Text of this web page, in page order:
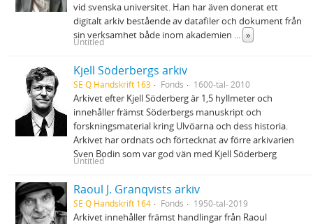
vid svenska universitet. Han har även donerat ett
digitalt arkiv bestående av datafiler och dokument från
sin verksamhet både inom akademien ... »
Untitled
Kjell Söderbergs arkiv
SE Q Handskrift 163 Fonds 1600-tal- 2010
Arkivet efter Kjell Söderberg är 1,5 hyllmeter och
innehåller främst Söderbergs manuskript och
forskningsmaterial kring Ulvöarna och dess historia.
Arkivet har ordnats och förtecknat av förre arkivarien
Sven Bodin som var god vän med Kjell Söderberg
Untitled
Raoul J. Granqvists arkiv
SE Q Handskrift 164 Fonds 1950-tal-2019
Arkivet innehåller främst handlingar från Raoul